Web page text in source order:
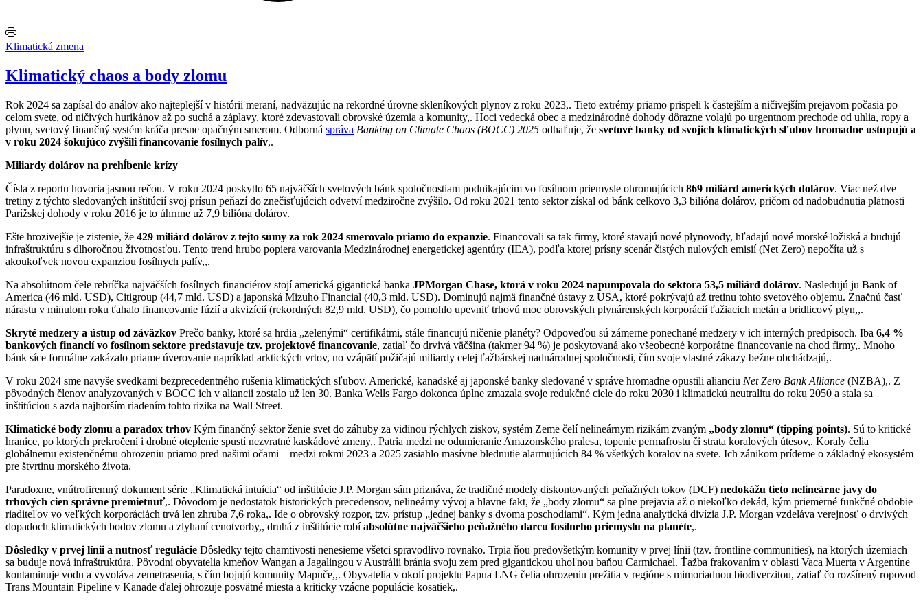
Klimatická zmena
Klimatický chaos a body zlomu
Rok 2024 sa zapísal do análov ako najteplejší v histórii meraní, nadväzujúc na rekordné úrovne skleníkových plynov z roku 2023,. Tieto extrémy priamo prispeli k častejším a ničivejším prejavom počasia po
celom svete, od ničivých hurikánov až po suchá a záplavy, ktoré zdevastovali obrovské územia a komunity,. Hoci vedecká obec a medzinárodné dohody dôrazne volajú po urgentnom prechode od uhlia, ropy a
plynu, svetový finančný systém kráča presne opačným smerom. Odborná správa Banking on Climate Chaos (BOCC) 2025 odhaľuje, že svetové banky od svojich klimatických sľubov hromadne ustupujú a
v roku 2024 šokujúco zvýšili financovanie fosílnych palív,.
Miliardy dolárov na prehĺbenie krízy
Čísla z reportu hovoria jasnou rečou. V roku 2024 poskytlo 65 najväčších svetových bánk spoločnostiam podnikajúcim vo fosílnom priemysle ohromujúcich 869 miliárd amerických dolárov. Viac než dve
tretiny z týchto sledovaných inštitúcií svoj prísun peňazí do znečisťujúcich odvetví medziročne zvýšilo. Od roku 2021 tento sektor získal od bánk celkovo 3,3 bilióna dolárov, pričom od nadobudnutia platnosti
Parížskej dohody v roku 2016 je to úhrnne už 7,9 bilióna dolárov.
Ešte hrozivejšie je zistenie, že 429 miliárd dolárov z tejto sumy za rok 2024 smerovalo priamo do expanzie. Financovali sa tak firmy, ktoré stavajú nové plynovody, hľadajú nové morské ložiská a budujú
infraštruktúru s dlhoročnou životnosťou. Tento trend hrubo popiera varovania Medzinárodnej energetickej agentúry (IEA), podľa ktorej prísny scenár čistých nulových emisií (Net Zero) nepočíta už s
akoukoľvek novou expanziou fosílnych palív,,.
Na absolútnom čele rebríčka najväčších fosílnych financiérov stojí americká gigantická banka JPMorgan Chase, ktorá v roku 2024 napumpovala do sektora 53,5 miliárd dolárov. Nasledujú ju Bank of
America (46 mld. USD), Citigroup (44,7 mld. USD) a japonská Mizuho Financial (40,3 mld. USD). Dominujú najmä finančné ústavy z USA, ktoré pokrývajú až tretinu tohto svetového objemu. Značnú časť
nárastu v minulom roku ťahalo financovanie fúzií a akvizícií (rekordných 82,9 mld. USD), čo pomohlo upevniť trhovú moc obrovských plynárenských korporácií ťažiacich metán a bridlicový plyn,,.
Skryté medzery a ústup od záväzkov Prečo banky, ktoré sa hrdia „zelenými“ certifikátmi, stále financujú ničenie planéty? Odpoveďou sú zámerne ponechané medzery v ich interných predpisoch. Iba 6,4 %
bankových financií vo fosílnom sektore predstavuje tzv. projektové financovanie, zatiaľ čo drvivá väčšina (takmer 94 %) je poskytovaná ako všeobecné korporátne financovanie na chod firmy,. Mnoho
bánk síce formálne zakázalo priame úverovanie napríklad arktických vrtov, no vzápätí požičajú miliardy celej ťažbárskej nadnárodnej spoločnosti, čím svoje vlastné zákazy bežne obchádzajú,.
V roku 2024 sme navyše svedkami bezprecedentného rušenia klimatických sľubov. Americké, kanadské aj japonské banky sledované v správe hromadne opustili alianciu Net Zero Bank Alliance (NZBA),. Z
pôvodných členov analyzovaných v BOCC ich v aliancii zostalo už len 30. Banka Wells Fargo dokonca úplne zmazala svoje redukčné ciele do roku 2030 i klimatickú neutralitu do roku 2050 a stala sa
inštitúciou s azda najhorším riadením tohto rizika na Wall Street.
Klimatické body zlomu a paradox trhov Kým finančný sektor ženie svet do záhuby za vidinou rýchlych ziskov, systém Zeme čelí nelineárnym rizikám zvaným „body zlomu“ (tipping points). Sú to kritické
hranice, po ktorých prekročení i drobné oteplenie spustí nezvratné kaskádové zmeny,. Patria medzi ne odumieranie Amazonského pralesa, topenie permafrostu či strata koralových útesov,. Koraly čelia
globálnemu existenčnému ohrozeniu priamo pred našimi očami – medzi rokmi 2023 a 2025 zasiahlo masívne blednutie alarmujúcich 84 % všetkých koralov na svete. Ich zánikom prídeme o základný ekosystém
pre štvrtinu morského života.
Paradoxne, vnútrofiremný dokument série „Klimatická intuícia“ od inštitúcie J.P. Morgan sám priznáva, že tradičné modely diskontovaných peňažných tokov (DCF) nedokážu tieto nelineárne javy do
trhových cien správne premietnuť,. Dôvodom je nedostatok historických precedensov, nelineárny vývoj a hlavne fakt, že „body zlomu“ sa plne prejavia až o niekoľko dekád, kým priemerné funkčné obdobie
riaditeľov vo veľkých korporáciách trvá len zhruba 7,6 roka,. Ide o obrovský rozpor, tzv. prístup „jednej banky s dvoma poschodiami“. Kým jedna analytická divízia J.P. Morgan vzdeláva verejnosť o drvivých
dopadoch klimatických bodov zlomu a zlyhaní cenotvorby,, druhá z inštitúcie robíabsolútne najväčšieho peňažného darcu fosílneho priemyslu na planéte,.
Dôsledky v prvej línii a nutnosť regulácie Dôsledky tejto chamtivosti nenesieme všetci spravodlivo rovnako. Trpia ňou predovšetkým komunity v prvej línii (tzv. frontline communities), na ktorých územiach
sa buduje nová infraštruktúra. Pôvodní obyvatelia kmeňov Wangan a Jagalingou v Austrálii bránia svoju zem pred gigantickou uhoľnou baňou Carmichael. Ťažba frakovaním v oblasti Vaca Muerta v Argentíne
kontaminuje vodu a vyvoláva zemetrasenia, s čím bojujú komunity Mapuče,,. Obyvatelia v okolí projektu Papua LNG čelia ohrozeniu prežitia v regióne s mimoriadnou biodiverzitou, zatiaľ čo rozšírený ropovod
Trans Mountain Pipeline v Kanade ďalej ohrozuje posvätné miesta a kriticky vzácne populácie kosatiek,.